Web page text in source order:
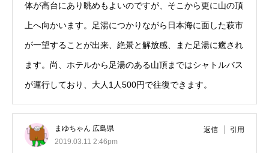
体が高台にあり眺めもよいのですが、そこから更に山の頂
上へ向かいます。足湯につかりながら日本海に面した萩市
が一望することが出来、絶景と解放感、また足湯に癒され
ます。尚、ホテルから足湯のある山頂まではシャトルバス
が運行しており、大人1人500円で往復できます。
まゆちゃん 広島県
2019.03.11 2:46pm
返信 引用